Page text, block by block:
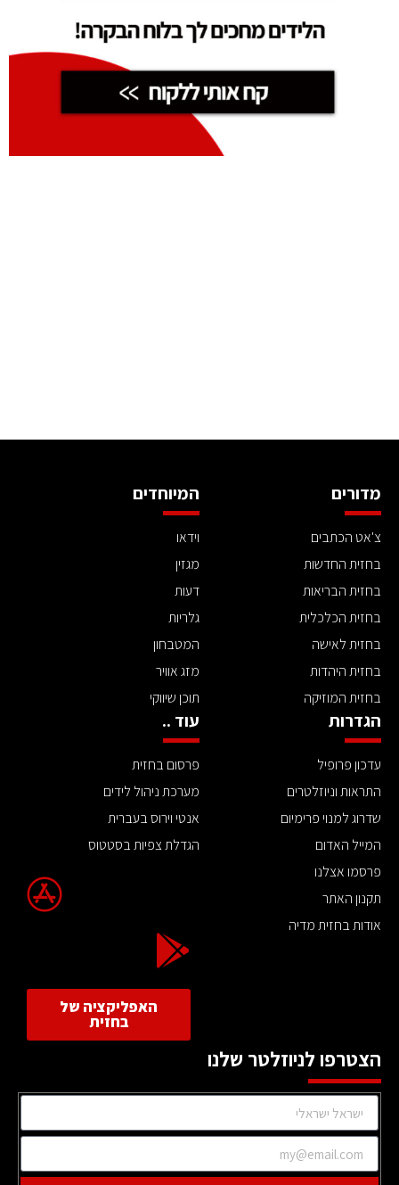
מדורים
צ'אט הכתבים
בחזית החדשות
בחזית הבריאות
בחזית הכלכלית
בחזית לאישה
בחזית היהדות
בחזית המוזיקה
המיוחדים
וידאו
מגזין
דעות
גלריות
המטבחון
מזג אוויר
תוכן שיווקי
הגדרות
עדכון פרופיל
התראות וניוזלטרים
שדרוג למנוי פרימיום
המייל האדום
פרסמו אצלנו
תקנון האתר
אודות בחזית מדיה
עוד ..
פרסום בחזית
מערכת ניהול לידים
אנטי וירוס בעברית
הגדלת צפיות בסטטוס
האפליקציה של
בחזית
הצטרפו לניוזלטר שלנו